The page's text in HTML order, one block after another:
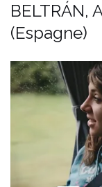
BELTRÁN,
(Espagne)